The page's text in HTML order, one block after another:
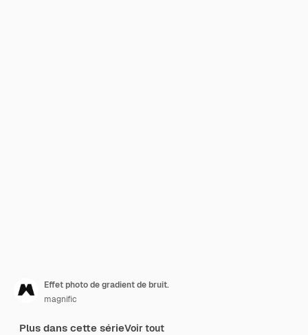
Effet photo de gradient de bruit.
magnific
Plus dans cette sérieVoir tout